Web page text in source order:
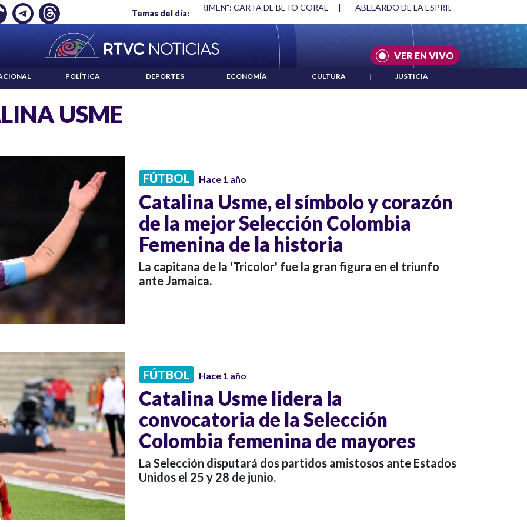
Temas del día:
EMPLEO: JP MORGAN "HABLAR NO ES UN CRIMEN": CARTA DE BETO CORAL | ABELARDO DE LA ESPRIELLA Y DMG
VER EN VIVO
| POLÍTICA | DEPORTES | ECONOMÍA | CULTURA | JUSTICIA
USME
FÚTBOL Hace 1 año
Catalina Usme, el símbolo y corazón
de la mejor Selección Colombia
Femenina de la historia
La capitana de la 'Tricolor' fue la gran figura en el triunfo
ante Jamaica.
FÚTBOL Hace 1 año
Catalina Usme lidera la
convocatoria de la Selección
Colombia femenina de mayores
La Selección disputará dos partidos amistosos ante Estados
Unidos el 25 y 28 de junio.